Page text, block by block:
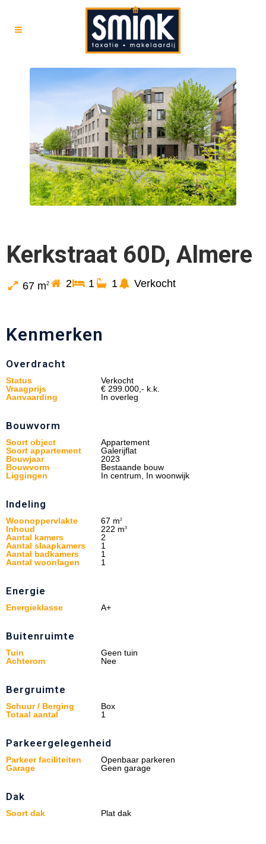
Kerkstraat 60D, Almere
67 m2 2 1 1 Verkocht
Kenmerken
Overdracht
Status
Verkocht
Vraagprijs
€ 299.000,- k.k.
Aanvaarding
In overleg
Bouwvorm
Soort object
Appartement
Soort appartement
Galerijflat
Bouwjaar
2023
Bouwvorm
Bestaande bouw
Liggingen
In centrum, In woonwijk
Indeling
Woonoppervlakte 67 m2
Inhoud 222 m3
Aantal kamers
2
Aantal slaapkamers
1
Aantal badkamers
1
Aantal woonlagen
1
Energie
Energieklasse A+
Buitenruimte
Tuin
Geen tuin
Achterom
Nee
Bergruimte
Schuur / Berging
Box
Totaal aantal
1
Parkeergelegenheid
Parkeer faciliteiten
Openbaar parkeren
Garage
Geen garage
Dak
Soort dak Plat dak